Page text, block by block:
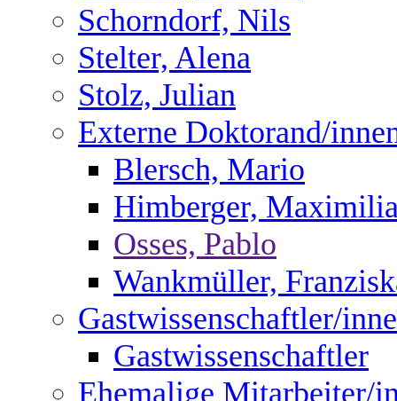
Schorndorf, Nils
Stelter, Alena
Stolz, Julian
Externe Doktorand/
Blersch, Mario
Himberger,
Osses, Pablo
Wankmüller,
Gastwissenschaftler/
Gastwissenschaftler
Ehemalige Mitarbeiter/